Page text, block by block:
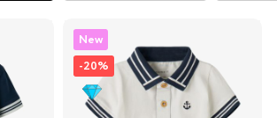
New
-20%